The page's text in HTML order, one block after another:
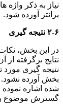
نیاز به ذکر واژه
پرانتز آورده شود.
۲-۶ نتیجه گیری
در این بخش،
نتایج برگرفته
نتیجه گیری
بخش آورده نشود.
شده اشاره
گسترش موضوع